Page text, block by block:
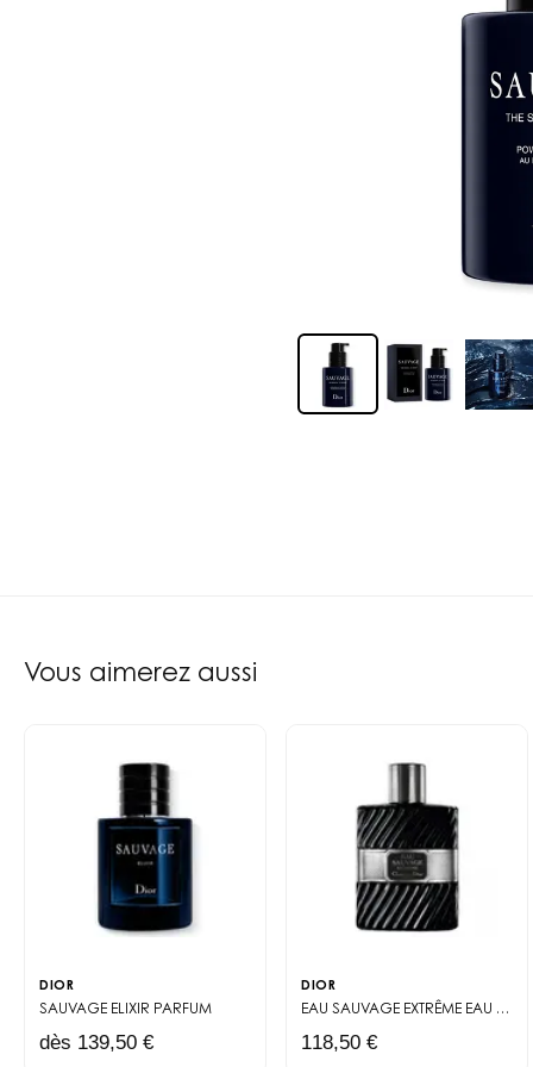
Vous aimerez aussi
DIOR
SAUVAGE ELIXIR PARFUM
dès 139,50 €
DIOR
EAU SAUVAGE EXTRÊME EAU DE TOILETTE INTENSE
118,50 €